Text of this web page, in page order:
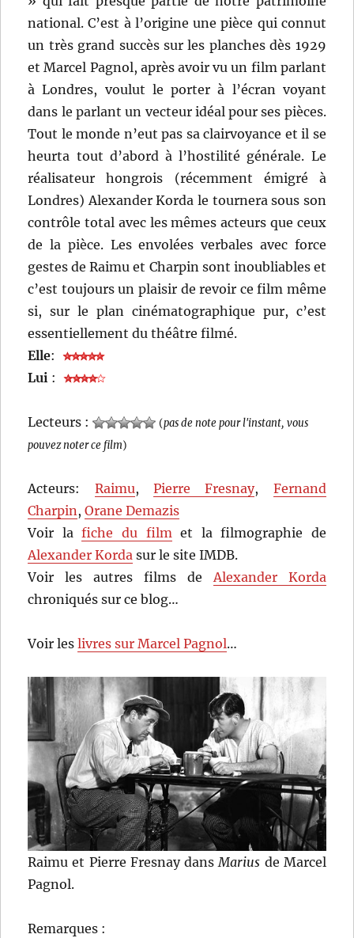
national. C’est à l’origine une pièce qui connut
un très grand succès sur les planches dès 1929
et Marcel Pagnol, après avoir vu un film parlant
à Londres, voulut le porter à l’écran voyant
dans le parlant un vecteur idéal pour ses pièces.
Tout le monde n’eut pas sa clairvoyance et il se
heurta tout d’abord à l’hostilité générale. Le
réalisateur hongrois (récemment émigré à
Londres) Alexander Korda le tournera sous son
contrôle total avec les mêmes acteurs que ceux
de la pièce. Les envolées verbales avec force
gestes de Raimu et Charpin sont inoubliables et
c’est toujours un plaisir de revoir ce film même
si, sur le plan cinématographique pur, c’est
essentiellement du théâtre filmé.
Elle:
Lui :
Lecteurs : (pas de note pour l'instant, vous
pouvez noter ce film)
Acteurs: Raimu,Pierre Fresnay, Fernand
Charpin ,Orane Demazis
Voir lafiche du film et la filmographie de
Alexander Korda sur le site IMDB.
Voir les autres films de Alexander Korda
chroniqués sur ce blog…
Voir leslivres sur Marcel Pagnol…
Raimu et Pierre Fresnay dansMarius de Marcel
Pagnol.
Remarques :